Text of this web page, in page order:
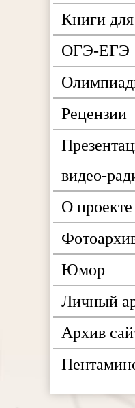
Книги
ОГЭ-ЕГЭ
Рецензии
видео-
О проекте
Юмор
Личный
Архив